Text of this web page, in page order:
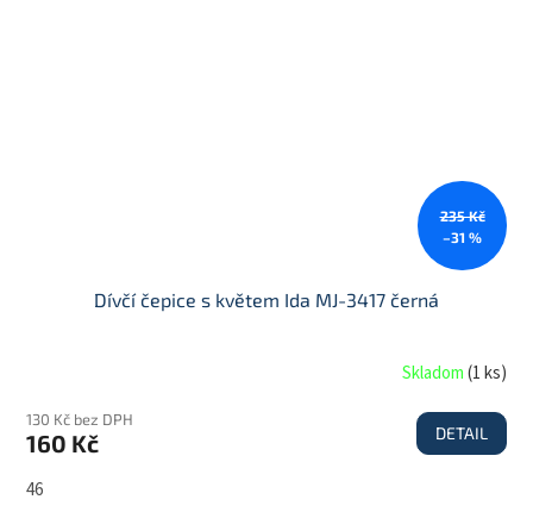
235 Kč
–31 %
Dívčí čepice s květem Ida MJ-3417 černá
Skladom(1 ks)
130 Kč bez DPH
160 Kč DETAIL
46